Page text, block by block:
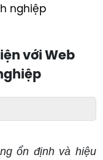
nghiệp
với Web
ổn định và hiệu